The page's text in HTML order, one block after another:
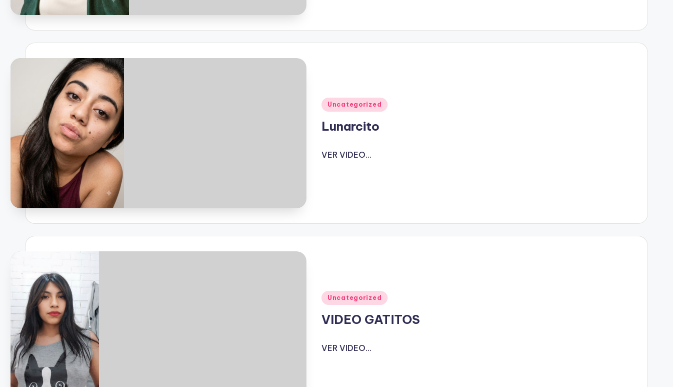
Publicado
Uncategorized
Lunarcito
VER VIDEO...
Publicado
Uncategorized
VIDEO GATITOS
VER VIDEO...